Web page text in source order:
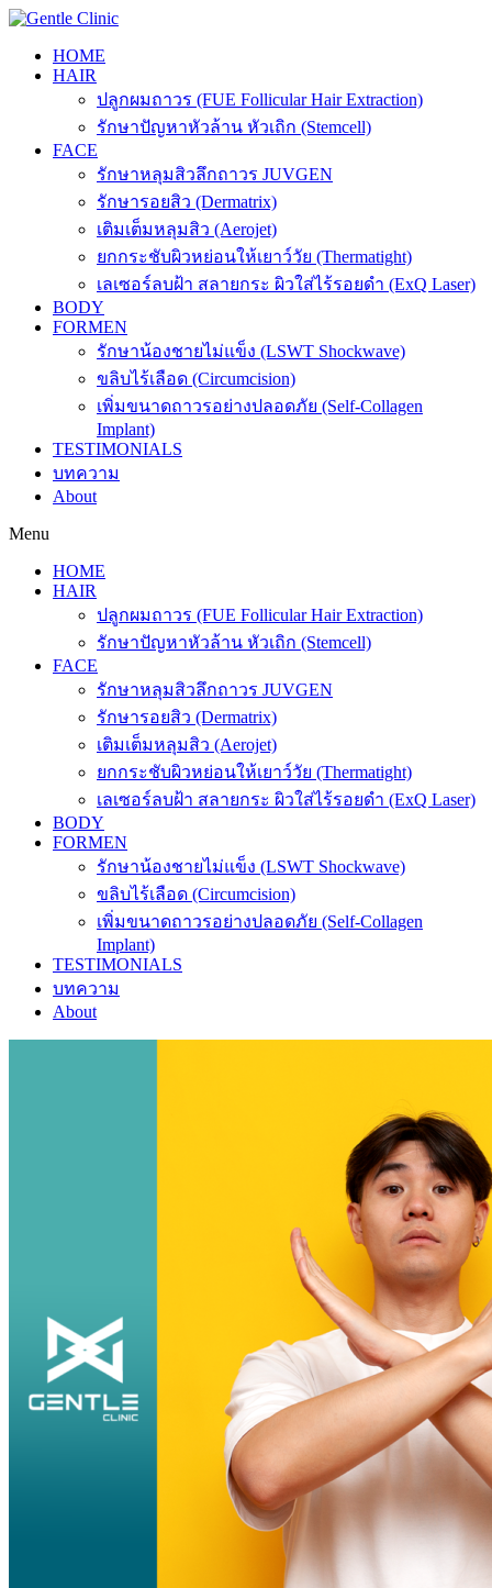
Skip
contentHOME
HAIR
ปลูกผมถาวร (FUE Follicular Hair Extraction)
รักษาปัญหาหัวล้าน หัวเถิก (Stemcell)
FACE
รักษาหลุมสิวลึกถาวร JUVGEN
รักษารอยสิว (Dermatrix)
เติมเต็มหลุมสิว (Aerojet)
ยกกระชับผิวหย่อนให้เยาว์วัย (Thermatight)
เลเซอร์ลบฝ้า สลายกระ ผิวใส่ไร้รอยดำ (ExQ Laser)
BODY
FORMEN
รักษาน้องชายไม่แข็ง (LSWT Shockwave)
ขลิบไร้เลือด (Circumcision)
เพิ่มขนาดถาวรอย่างปลอดภัย (Self-Collagen
Implant)
TESTIMONIALS
บทความ
About
Menu
HOME
HAIR
ปลูกผมถาวร (FUE Follicular Hair Extraction)
รักษาปัญหาหัวล้าน หัวเถิก (Stemcell)
FACE
รักษาหลุมสิวลึกถาวร JUVGEN
รักษารอยสิว (Dermatrix)
เติมเต็มหลุมสิว (Aerojet)
ยกกระชับผิวหย่อนให้เยาว์วัย (Thermatight)
เลเซอร์ลบฝ้า สลายกระ ผิวใส่ไร้รอยดำ (ExQ Laser)
BODY
FORMEN
รักษาน้องชายไม่แข็ง (LSWT Shockwave)
ขลิบไร้เลือด (Circumcision)
เพิ่มขนาดถาวรอย่างปลอดภัย (Self-Collagen
Implant)
TESTIMONIALS
บทความ
About